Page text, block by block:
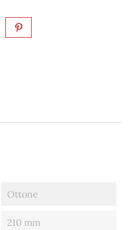
Ottone
210 mm